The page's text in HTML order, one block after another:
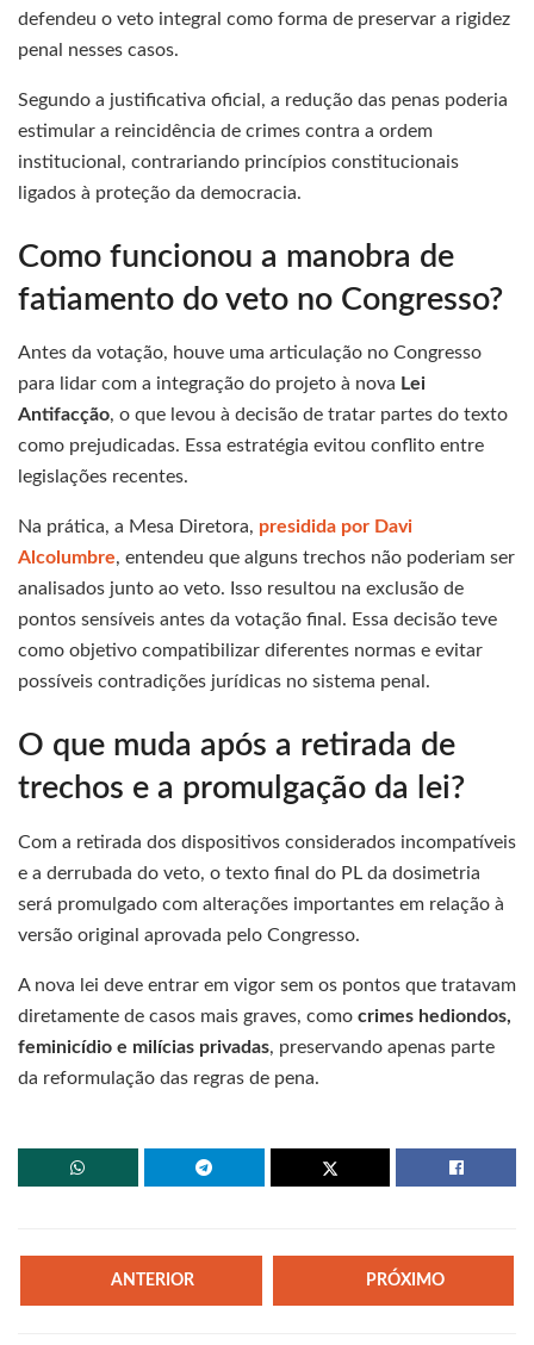
defendeu o veto integral como forma de preservar a rigidez
penal nesses casos.
Segundo a justificativa oficial, a redução das penas poderia
estimular a reincidência de crimes contra a ordem
institucional, contrariando princípios constitucionais
ligados à proteção da democracia.
Como funcionou a manobra de
fatiamento do veto no Congresso?
Antes da votação, houve uma articulação no Congresso
para lidar com a integração do projeto à nova Lei
Antifacção, o que levou à decisão de tratar partes do texto
como prejudicadas. Essa estratégia evitou conflito entre
legislações recentes.
Na prática, a Mesa Diretora, presidida por Davi
Alcolumbre, entendeu que alguns trechos não poderiam ser
analisados junto ao veto. Isso resultou na exclusão de
pontos sensíveis antes da votação final. Essa decisão teve
como objetivo compatibilizar diferentes normas e evitar
possíveis contradições jurídicas no sistema penal.
O que muda após a retirada de
trechos e a promulgação da lei?
Com a retirada dos dispositivos considerados incompatíveis
e a derrubada do veto, o texto final do PL da dosimetria
será promulgado com alterações importantes em relação à
versão original aprovada pelo Congresso.
A nova lei deve entrar em vigor sem os pontos que tratavam
diretamente de casos mais graves, como crimes hediondos,
feminicídio e milícias privadas, preservando apenas parte
da reformulação das regras de pena.
ANTERIOR PRÓXIMO